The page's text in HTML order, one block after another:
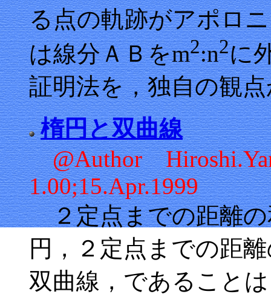
る点の軌跡がアポロ
は線分ＡＢをm2:n2に
証明法を，独自の観
楕円と双曲線
@Author
1.00;15.Apr.1999
２定点までの距離の
円，２定点までの距
双曲線，であること